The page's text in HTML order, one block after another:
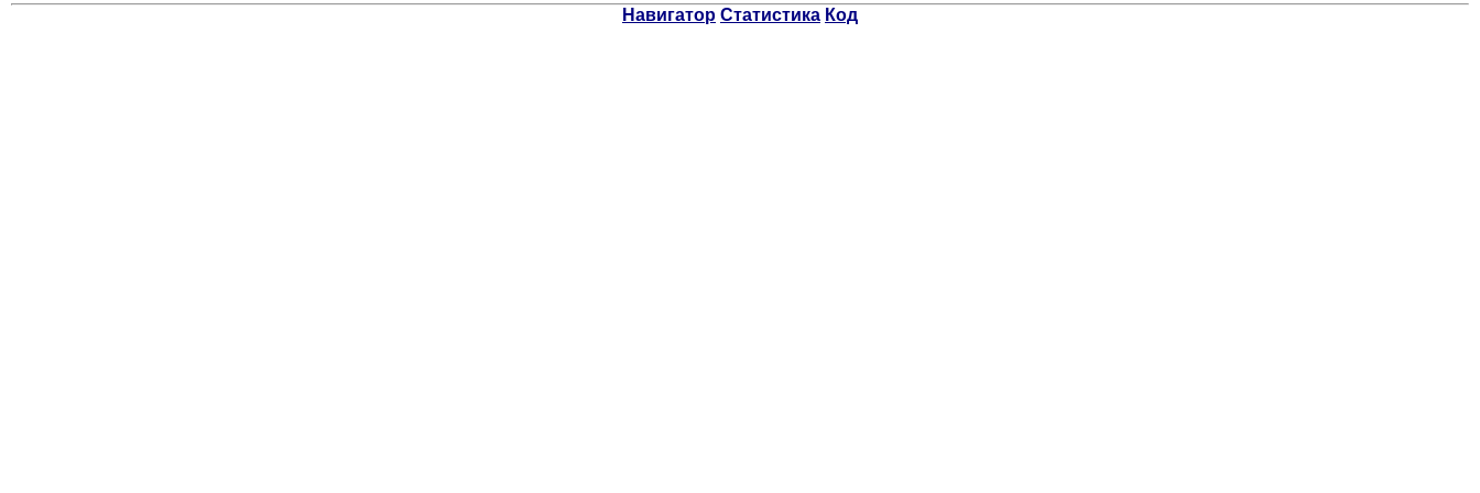
Навигатор Статистика Код